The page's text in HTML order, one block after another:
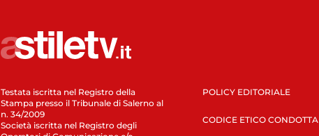
Testata iscritta nel Registro della
Stampa presso il Tribunale di Salerno al
n. 34/2009
Società iscritta nel Registro degli
POLICY EDITORIALE
CODICE ETICO CONDOTTA